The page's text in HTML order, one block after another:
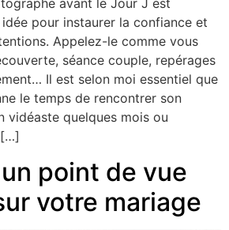
avant le Jour J est
pour instaurer la confiance et
Appelez-le comme vous
séance couple, repérages
Il est selon moi essentiel que
le temps de rencontrer son
vidéaste quelques mois ou
[…]
point de vue
votre mariage